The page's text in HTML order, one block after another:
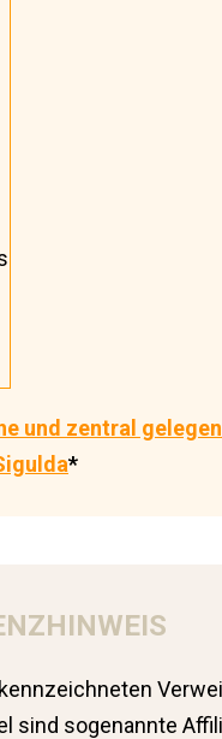
und zentral
*
sind sogenannte